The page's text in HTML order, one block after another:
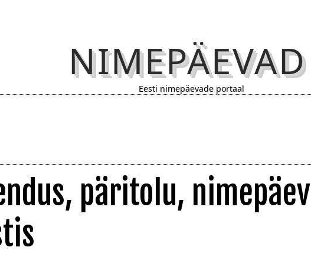
NIMEPÄEVAD
Eesti nimepäevade portaal
päritolu, nimepäev